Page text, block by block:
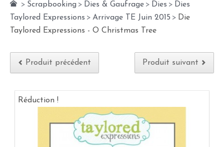
> Scrapbooking > Dies & Gaufrage > Dies > Dies
Taylored Expressions > Arrivage TE Juin 2015 > Die
Taylored Expressions - O Christmas Tree
Produit précédent Produit suivant
Réduction !